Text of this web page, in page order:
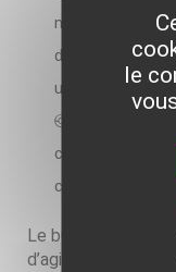
nombreuses. Le
de matériels de
usage
compliqués
calcaire
Le but de cet
d’agir sur ces
le